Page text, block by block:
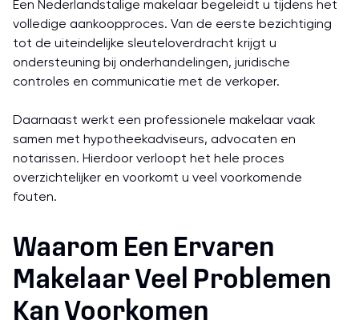
Een Nederlandstalige makelaar begeleidt u tijdens het
volledige aankoopproces. Van de eerste bezichtiging
tot de uiteindelijke sleuteloverdracht krijgt u
ondersteuning bij onderhandelingen, juridische
controles en communicatie met de verkoper.
Daarnaast werkt een professionele makelaar vaak
samen met hypotheekadviseurs, advocaten en
notarissen. Hierdoor verloopt het hele proces
overzichtelijker en voorkomt u veel voorkomende
fouten.
Waarom Een Ervaren
Makelaar Veel Problemen
Kan Voorkomen